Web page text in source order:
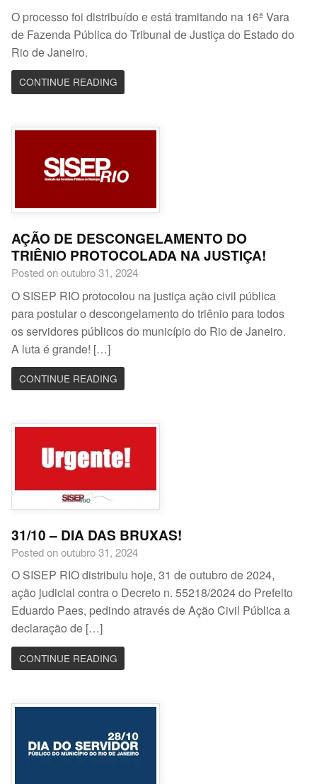
O processo foi distribuído e está tramitando na 16ª Vara
de Fazenda Pública do Tribunal de Justiça do Estado do
Rio de Janeiro.
CONTINUE READING
AÇÃO DE DESCONGELAMENTO DO
TRIÊNIO PROTOCOLADA NA JUSTIÇA!
Posted on outubro 31, 2024
O SISEP RIO protocolou na justiça ação civil pública
para postular o descongelamento do triênio para todos
os servidores públicos do município do Rio de Janeiro.
A luta é grande! […]
CONTINUE READING
31/10 – DIA DAS BRUXAS!
Posted on outubro 31, 2024
O SISEP RIO distribuiu hoje, 31 de outubro de 2024,
ação judicial contra o Decreto n. 55218/2024 do Prefeito
Eduardo Paes, pedindo através de Ação Civil Pública a
declaração de […]
CONTINUE READING